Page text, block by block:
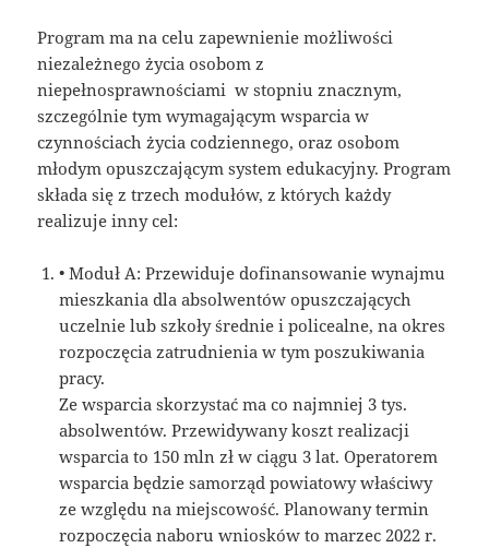
Program ma na celu zapewnienie możliwości
niezależnego życia osobom z
niepełnosprawnościami w stopniu znacznym,
szczególnie tym wymagającym wsparcia w
czynnościach życia codziennego, oraz osobom
młodym opuszczającym system edukacyjny. Program
składa się z trzech modułów, z których każdy
realizuje inny cel:
• Moduł A: Przewiduje dofinansowanie wynajmu
mieszkania dla absolwentów opuszczających
uczelnie lub szkoły średnie i policealne, na okres
rozpoczęcia zatrudnienia w tym poszukiwania
pracy.
Ze wsparcia skorzystać ma co najmniej 3 tys.
absolwentów. Przewidywany koszt realizacji
wsparcia to 150 mln zł w ciągu 3 lat. Operatorem
wsparcia będzie samorząd powiatowy właściwy
ze względu na miejscowość. Planowany termin
rozpoczęcia naboru wniosków to marzec 2022 r.